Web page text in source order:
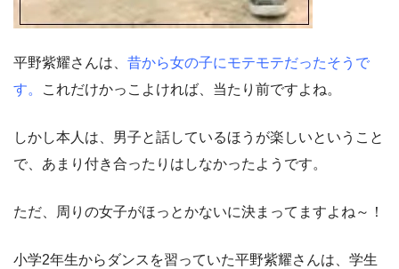
平野紫耀さんは、 昔から女の子にモテモテだったそうで
す。
これだけかっこよければ、当たり前ですよね。
しかし本人は、男子と話しているほうが楽しいということ
で、あまり付き合ったりはしなかったようです。
ただ、周りの女子がほっとかないに決まってますよね～！
小学2年生からダンスを習っていた平野紫耀さんは、学生